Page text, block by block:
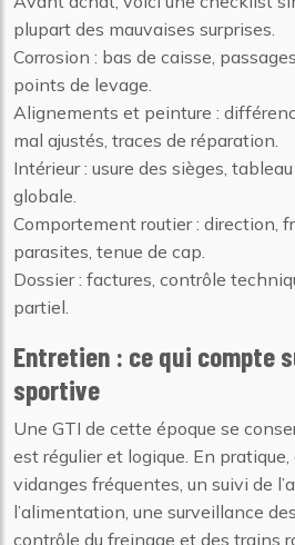
plupart des mauvaises surprises.
Corrosion : bas de caisse,
points de levage.
Alignements et peinture :
mal ajustés, traces de réparation.
Intérieur : usure des sièges,
globale.
Comportement routier : direction,
parasites, tenue de cap.
Dossier : factures, contrôle
partiel.
Entretien : ce qui compte
sportive
Une GTI de cette époque se
est régulier et logique. En
vidanges fréquentes, un suivi de
l’alimentation, une surveillance
contrôle du freinage et des trains